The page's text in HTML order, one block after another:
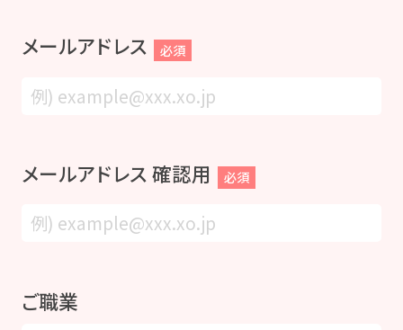
メールアドレス 必須
メールアドレス 確認用 必須
ご職業